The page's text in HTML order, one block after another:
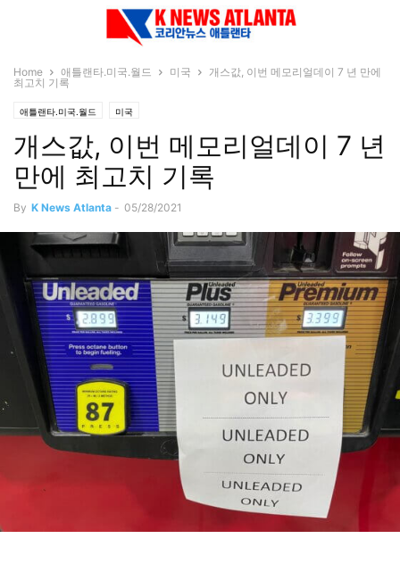
Home 애틀랜타.미국.월드 미국
개스값, 이번 메모리얼데이 7 년 만에
최고치 기록
애틀랜타.미국.월드 미국
개스값, 이번 메모리얼데이 7 년
만에 최고치 기록
By K News Atlanta - 05/28/2021